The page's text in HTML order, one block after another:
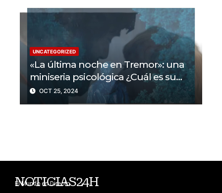
UNCATEGORIZED
«La última noche en Tremor»: una
miniseria psicológica ¿Cuál es su
trama?
OCT 25, 2024
NOTICIAS24H
El Mundo en Directo